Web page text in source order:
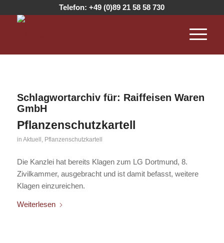
Telefon:+49 (0)89 21 58 58 730
Schlagwortarchiv für: Raiffeisen Waren
GmbH
Pflanzenschutzkartell
in Aktuell , Pflanzenschutzkartell
Die Kanzlei hat bereits Klagen zum LG Dortmund, 8.
Zivilkammer, ausgebracht und ist damit befasst, weitere
Klagen einzureichen.
Weiterlesen